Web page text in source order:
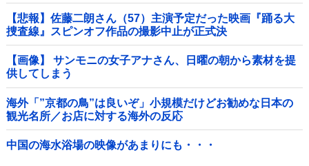
【悲報】佐藤二朗さん（57）主演予定だった映画『踊る大
捜査線』スピンオフ作品の撮影中止が正式決
定・・・・・・・・・他
【画像】 サンモニの女子アナさん、日曜の朝から素材を提
供してしまう
海外「”京都の鳥”は良いぞ」小規模だけどお勧めな日本の
観光名所／お店に対する海外の反応
中国の海水浴場の映像があまりにも・・・